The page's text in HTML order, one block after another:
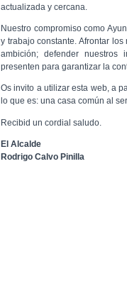
actualizada y cercana.
Nuestro compromiso como
y trabajo constante. Afrontar
ambición; defender nuestros
presenten para garantizar la
Os invito a utilizar esta web, a
lo que es: una casa común al
Recibid un cordial saludo.
El Alcalde
Rodrigo Calvo Pinilla